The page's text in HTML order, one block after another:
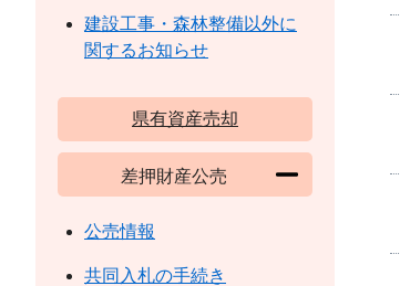
建設工事・森林整備以外に
関するお知らせ
県有資産売却
差押財産公売
公売情報
共同入札の手続き